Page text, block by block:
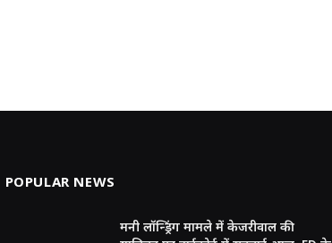
p o
POPULAR NEWS
मनी लॉन्ड्रिंग मामले में केजरीवाल की